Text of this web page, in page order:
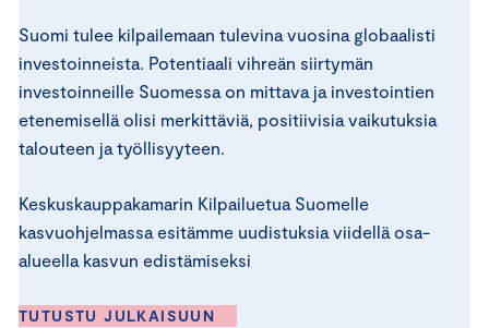
Suomi tulee kilpailemaan tulevina vuosina globaalisti
investoinneista. Potentiaali vihreän siirtymän
investoinneille Suomessa on mittava ja investointien
etenemisellä olisi merkittäviä, positiivisia vaikutuksia
talouteen ja työllisyyteen.
Keskuskauppakamarin Kilpailuetua Suomelle
kasvuohjelmassa esitämme uudistuksia viidellä osa-
alueella kasvun edistämiseksi
TUTUSTU JULKAISUUN